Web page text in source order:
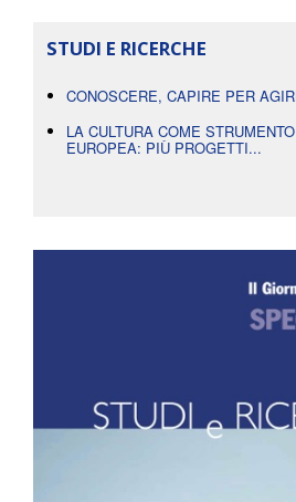
STUDI E RICERCHE
CONOSCERE, CAPIRE PER
LA CULTURA COME
EUROPEA: PIÙ PROGETTI...